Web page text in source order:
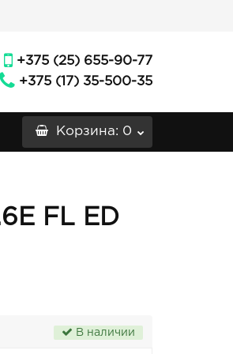
+375 (25) 655-90-77
+375 (17) 35-500-35
Корзина: 0
FL ED
В наличии